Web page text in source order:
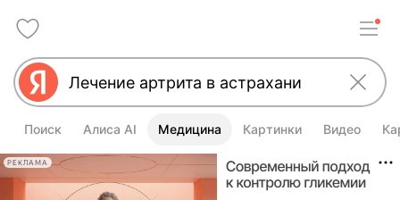
Поиск Алиса AI Медицина Картинки Видео
РЕКЛАМА